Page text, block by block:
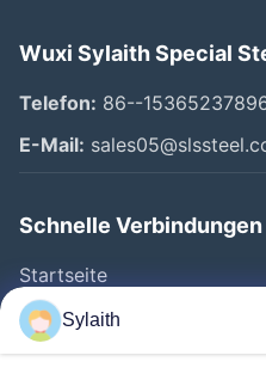
Wuxi Sylaith Special
Telefon: 86--
E-Mail:
Schnelle Verbindungen
Startseite
Produkte
Videos
Sylaith